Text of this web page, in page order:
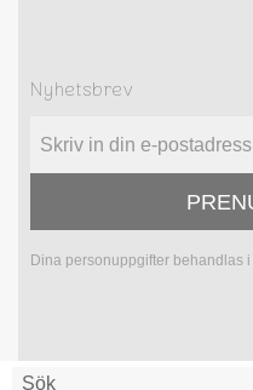
Nyhetsbrev
Dina personuppgifter behandlas